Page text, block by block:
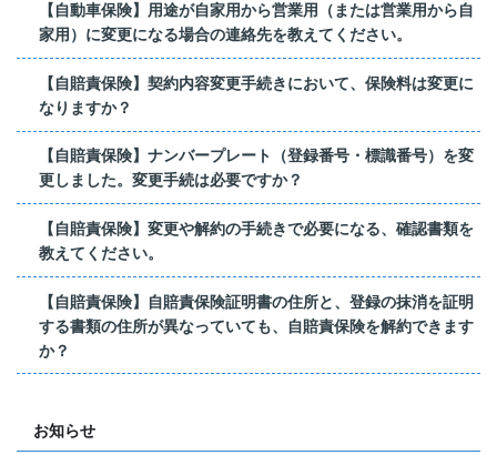
【自動車保険】用途が自家用から営業用（または営業用から自
家用）に変更になる場合の連絡先を教えてください。
【自賠責保険】契約内容変更手続きにおいて、保険料は変更に
なりますか？
【自賠責保険】ナンバープレート（登録番号・標識番号）を変
更しました。変更手続は必要ですか？
【自賠責保険】変更や解約の手続きで必要になる、確認書類を
教えてください。
【自賠責保険】自賠責保険証明書の住所と、登録の抹消を証明
する書類の住所が異なっていても、自賠責保険を解約できます
か？
お知らせ